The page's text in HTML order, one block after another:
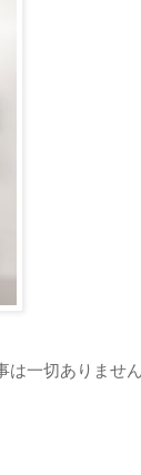
一切ありませ